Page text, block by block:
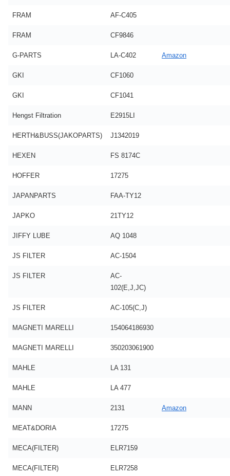
FRAM AF-C405
FRAM CF9846
G-PARTS LA-C402 Amazon
GKI CF1060
GKI CF1041
Hengst Filtration E2915LI
HERTH&BUSS(JAKOPARTS) J1342019
HEXEN FS 8174C
HOFFER 17275
JAPANPARTS FAA-TY12
JAPKO 21TY12
JIFFY LUBE AQ 1048
JS FILTER AC-1504
JS FILTER
AC-
102(E,J,JC)
JS FILTER AC-105(C,J)
MAGNETI MARELLI 154064186930
MAGNETI MARELLI 350203061900
MAHLE LA 131
MAHLE LA 477
MANN 2131 Amazon
MEAT&DORIA 17275
MECA(FILTER) ELR7159
MECA(FILTER) ELR7258